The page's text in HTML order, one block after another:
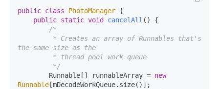
public class PhotoManager {
public static void cancelAll ()
{
/*
the same size as the
         */
        Runnable[] runnableArray =
new
Runnable [mDecodeWorkQueue.size()];